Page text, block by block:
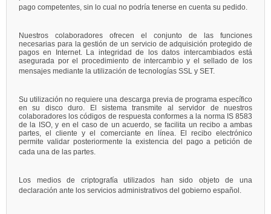
pago competentes, sin lo cual no podría tenerse en cuenta su pedido.
Nuestros colaboradores ofrecen el conjunto de las funciones
necesarias para la gestión de un servicio de adquisición protegido de
pagos en Internet. La integridad de los datos intercambiados está
asegurada por el procedimiento de intercambio y el sellado de los
mensajes mediante la utilización de tecnologías SSL y SET.
Su utilización no requiere una descarga previa de programa específico
en su disco duro. El sistema transmite al servidor de nuestros
colaboradores los códigos de respuesta conformes a la norma IS 8583
de la ISO, y en el caso de un acuerdo, se facilita un recibo a ambas
partes, el cliente y el comerciante en línea. El recibo electrónico
permite validar posteriormente la existencia del pago a petición de
cada una de las partes.
Los medios de criptografía utilizados han sido objeto de una
declaración ante los servicios administrativos del gobierno español.